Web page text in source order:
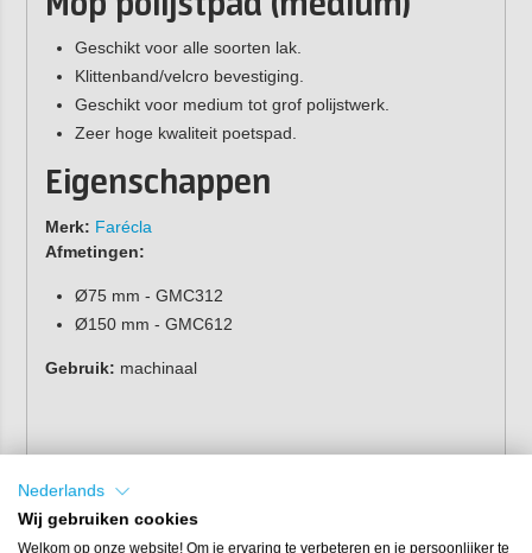
Geschikt voor alle soorten lak.
Klittenband/velcro bevestiging.
Geschikt voor medium tot grof polijstwerk.
Zeer hoge kwaliteit poetspad.
Eigenschappen
Merk: Farécla
Afmetingen:
Ø75 mm - GMC312
Ø150 mm - GMC612
Gebruik: machinaal
Nederlands
Wij gebruiken cookies
Welkom op onze website! Om je ervaring te verbeteren en je persoonlijker te